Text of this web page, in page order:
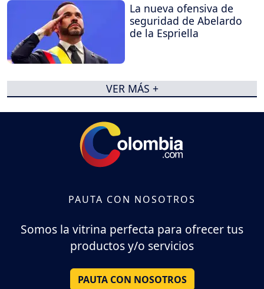
La nueva ofensiva de
seguridad de Abelardo
de la Espriella
VER MÁS +
PAUTA CON NOSOTROS
Somos la vitrina perfecta para ofrecer tus
productos y/o servicios
PAUTA CON NOSOTROS